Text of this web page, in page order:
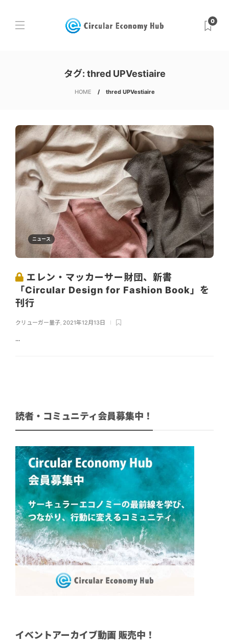
0
タグ: thred UPVestiaire
HOME thred UPVestiaire
ニュース
エレン・マッカーサー財団、新書
「Circular Design for Fashion Book」を
刊行
クリューガー量子 2021年12月13日
...
読者・コミュニティ会員募集中！
イベントアーカイブ動画 販売中！